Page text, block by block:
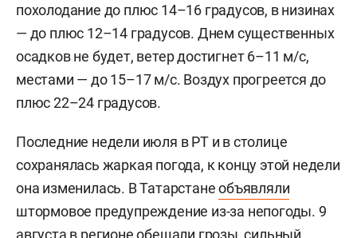
похолодание до плюс 14–16 градусов, в низинах
— до плюс 12–14 градусов. Днем существенных
осадков не будет, ветер достигнет 6–11 м/c,
местами — до 15–17 м/с. Воздух прогреется до
плюс 22–24 градусов.
Последние недели июля в РТ и в столице
сохранялась жаркая погода, к концу этой недели
она изменилась. В Татарстанеобъявляли
штормовое предупреждение из-за непогоды. 9
августа в регионе обещали грозы, сильный